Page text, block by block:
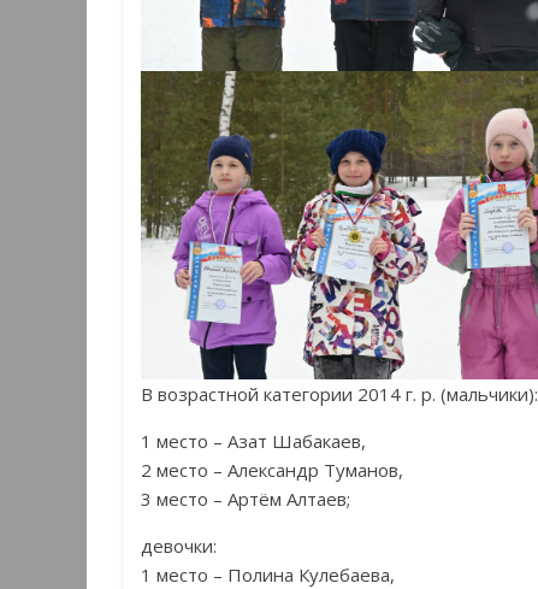
В возрастной категории 2014 г. р. (мальчики):
1 место – Азат Шабакаев,
2 место – Александр Туманов,
3 место – Артём Алтаев;
девочки:
1 место – Полина Кулебаева,